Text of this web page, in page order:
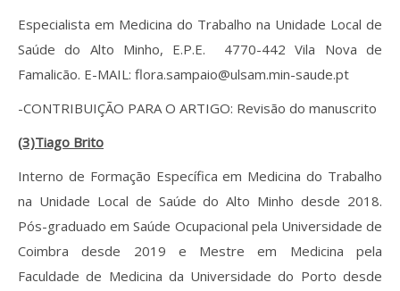
Especialista em Medicina do Trabalho na Unidade Local de
Saúde do Alto Minho, E.P.E. 4770-442 Vila Nova de
Famalicão. E-MAIL: flora.sampaio@ulsam.min-saude.pt
-CONTRIBUIÇÃO PARA O ARTIGO: Revisão do manuscrito
(3)Tiago Brito
Interno de Formação Específica em Medicina do Trabalho
na Unidade Local de Saúde do Alto Minho desde 2018.
Pós-graduado em Saúde Ocupacional pela Universidade de
Coimbra desde 2019 e Mestre em Medicina pela
Faculdade de Medicina da Universidade do Porto desde